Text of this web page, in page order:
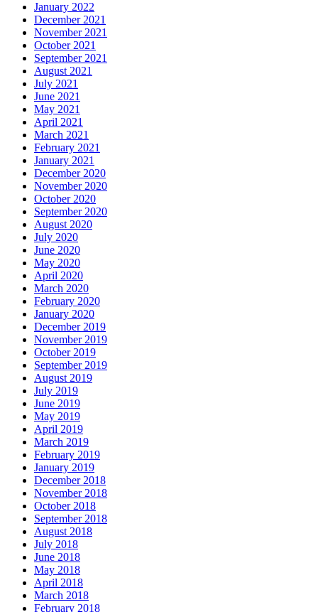
January 2022
December 2021
November 2021
October 2021
September 2021
August 2021
July 2021
June 2021
May 2021
April 2021
March 2021
February 2021
January 2021
December 2020
November 2020
October 2020
September 2020
August 2020
July 2020
June 2020
May 2020
April 2020
March 2020
February 2020
January 2020
December 2019
November 2019
October 2019
September 2019
August 2019
July 2019
June 2019
May 2019
April 2019
March 2019
February 2019
January 2019
December 2018
November 2018
October 2018
September 2018
August 2018
July 2018
June 2018
May 2018
April 2018
March 2018
February 2018